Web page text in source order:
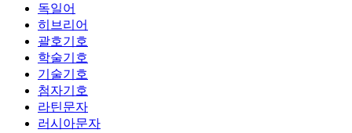
독일어
히브리어
괄호기호
학술기호
기술기호
첨자기호
라틴문자
러시아문자